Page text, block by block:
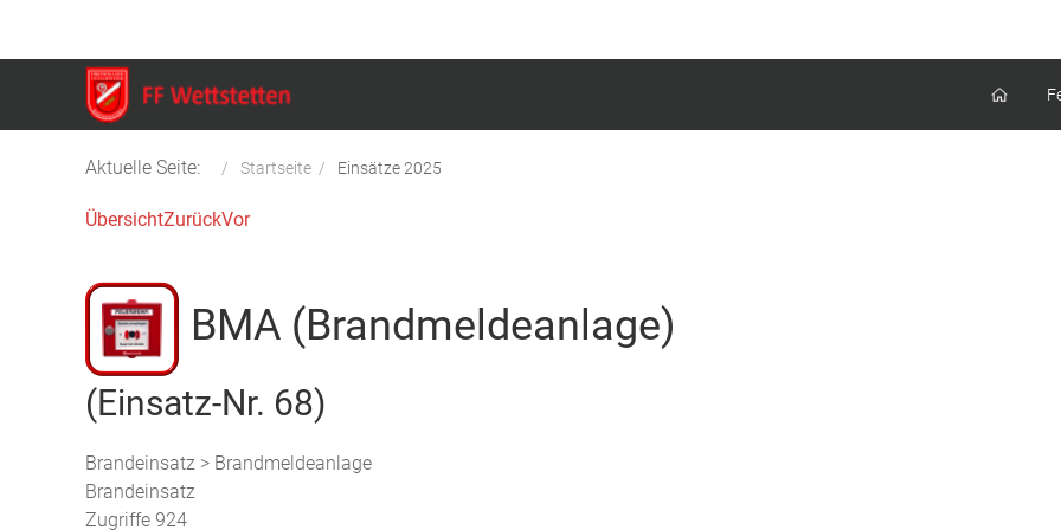
Aktuelle Seite: Startseite Einsätze 2025
ÜbersichtZurückVor
BMA (Brandmeldeanlage)
(Einsatz-Nr. 68)
Brandeinsatz > Brandmeldeanlage
Brandeinsatz
Zugriffe 924